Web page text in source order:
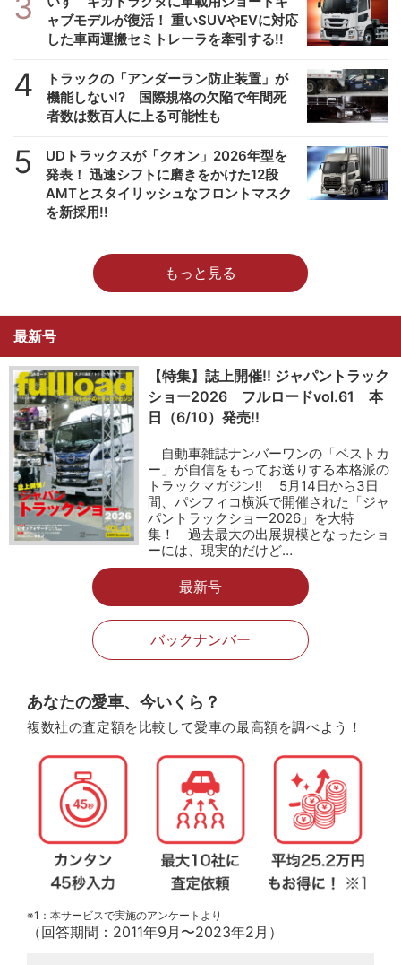
ャブモデルが復活！ 重いSUVやEVに対応
した車両運搬セミトレーラを牽引する!!
4
トラックの「アンダーラン防止装置」が
機能しない!? 国際規格の欠陥で年間死
者数は数百人に上る可能性も
5
UDトラックスが「クオン」2026年型を
発表！ 迅速シフトに磨きをかけた12段
AMTとスタイリッシュなフロントマスク
を新採用!!
もっと見る
最新号
【特集】誌上開催!! ジャパントラック
ショー2026 フルロードvol.61 本
日（6/10）発売!!
自動車雑誌ナンバーワンの「ベストカ
ー」が自信をもってお送りする本格派の
トラックマガジン!! 5月14日から3日
間、パシフィコ横浜で開催された「ジャ
パントラックショー2026」を大特
集！ 過去最大の出展規模となったショ
ーには、現実的だけど…
最新号
バックナンバー
あなたの愛車、今いくら？
複数社の査定額を比較して愛車の最高額を調べよう！
※1：本サービスで実施のアンケートより
（回答期間：2011年9月〜2023年2月）